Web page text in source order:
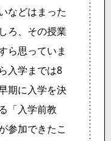
などはまった
ろ、その授業
ら思っていま
入学までは8
期に入学を決
「入学前教
参加できたこ